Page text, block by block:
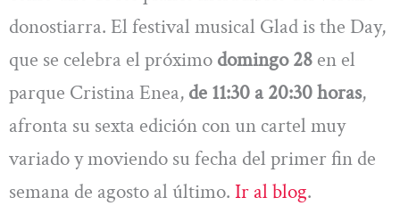
donostiarra. El festival musical Glad is the Day,
que se celebra el próximo domingo 28 en el
parque Cristina Enea, de 11:30 a 20:30 horas,
afronta su sexta edición con un cartel muy
variado y moviendo su fecha del primer fin de
semana de agosto al último. Ir al blog.